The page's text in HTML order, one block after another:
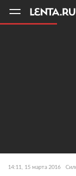
14:11, 15 марта 2016